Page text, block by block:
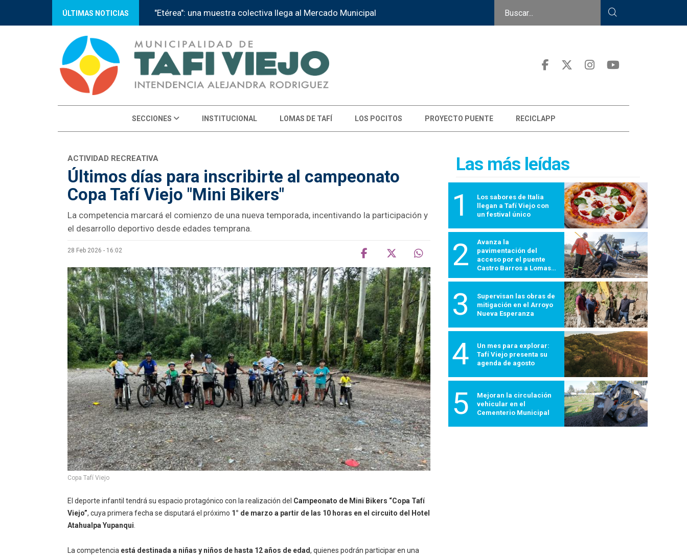
ÚLTIMAS NOTICIAS "Etérea": una muestra colectiva llega al Mercado Municipal
SECCIONES INSTITUCIONAL LOMAS DE TAFÍ LOS POCITOS PROYECTO PUENTE RECICLAPP
ACTIVIDAD RECREATIVA
Últimos días para inscribirte al campeonato
Copa Tafí Viejo "Mini Bikers"
La competencia marcará el comienzo de una nueva temporada, incentivando la participación y
el desarrollo deportivo desde edades temprana.
28 Feb 2026 - 16:02
Copa Tafí Viejo
El deporte infantil tendrá su espacio protagónico con la realización del Campeonato de Mini Bikers “Copa Tafí
Viejo”, cuya primera fecha se disputará el próximo 1° de marzo a partir de las 10 horas en el circuito del Hotel
Atahualpa Yupanqui
La competencia está destinada a niñas y niños de hasta 12 años de edad, quienes podrán participar en una
Las más leídas
1
Los sabores de Italia
llegan a Tafí Viejo con
un festival único
2
Avanza la
pavimentación del
acceso por el puente
Castro Barros a Lomas
600
3
Supervisan las obras de
mitigación en el Arroyo
Nueva Esperanza
4
Un mes para explorar:
Tafí Viejo presenta su
agenda de agosto
5
Mejoran la circulación
vehicular en el
Cementerio Municipal